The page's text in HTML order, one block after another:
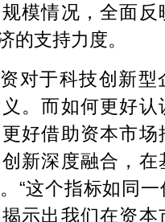
模情况，全面反
的支持力度。
对于科技创新型
。而如何更好认
好借助资本市场
新深度融合，在
“这个指标如同一
示出我们在资本